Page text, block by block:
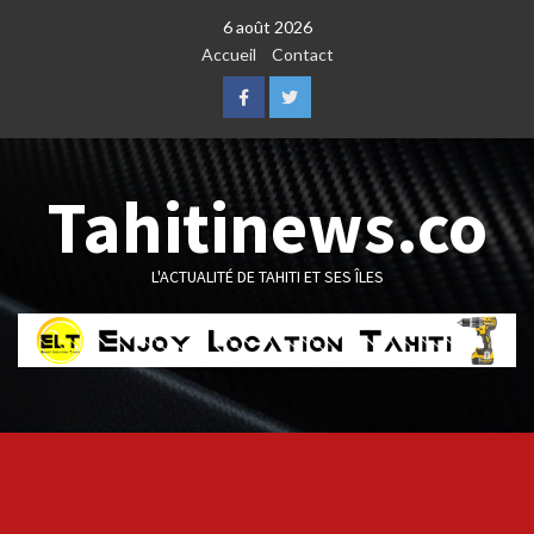
6 août 2026
Accueil
Contact
FacebookTwitter
Tahitinews.co
L'ACTUALITÉ DE TAHITI ET SES ÎLES